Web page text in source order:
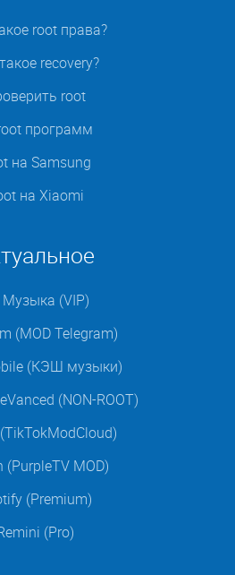
root права?
recovery?
root
программ
на Samsung
на Xiaomi
Музыка (VIP)
(MOD Telegram)
(КЭШ музыки)
(NON-ROOT)
(PurpleTV MOD)
(Premium)
(Pro)